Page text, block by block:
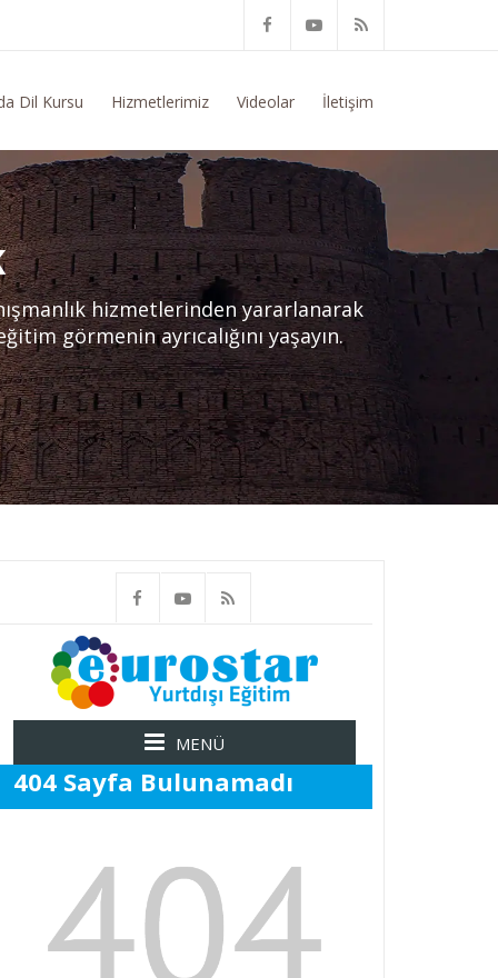
Dil Kursu Hizmetlerimiz Videolar İletişim
hizmetlerinden yararlanarak
görmenin ayrıcalığını yaşayın.